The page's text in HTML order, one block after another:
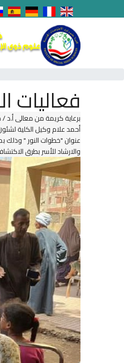
فعاليات
برعاية كريمة من معالي أ.د
أحمد علام وكيل الكلية
عنوان "خطوات النور " وذلك
والارشاد للأسر بطرق